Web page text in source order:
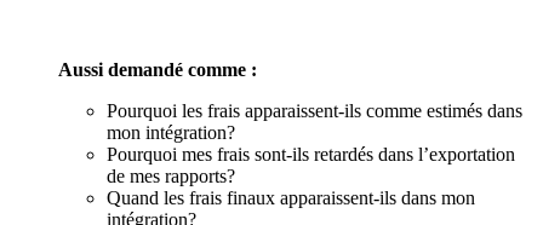
Aussi demandé comme :
Pourquoi les frais apparaissent-ils comme estimés dans
mon intégration?
Pourquoi mes frais sont-ils retardés dans l’exportation
de mes rapports?
Quand les frais finaux apparaissent-ils dans mon
intégration?